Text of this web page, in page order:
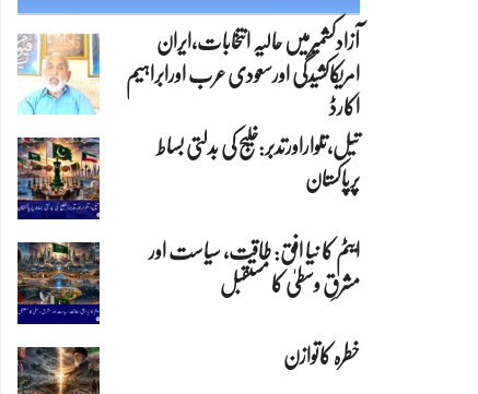
آزادکشمیرمیں حالیہ انتخابات،ایران
امریکاکشیدگی اورسعودی عرب اورابراہیم
اکارڈ
تیل،تلواراورتدبر:خلیج کی بدلتی بساط
پرپاکستان
ایٹم کا نیا افق: طاقت، سیاست اور
مشرقِ وسطیٰ کا مستقبل
خطرہ کاتوازن